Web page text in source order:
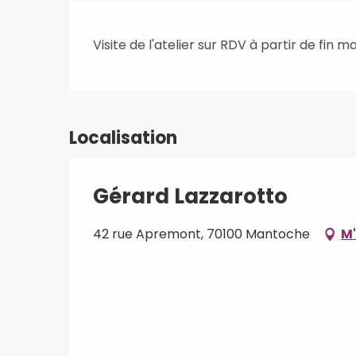
Visite de l'atelier sur RDV à partir de fin
Localisation
Gérard Lazzarotto
42 rue Apremont, 70100 Mantoche